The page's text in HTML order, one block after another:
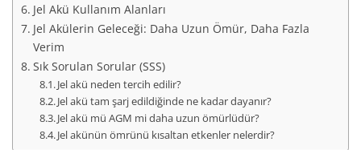
Jel Akü Kullanım Alanları
Jel Akülerin Geleceği: Daha Uzun Ömür, Daha Fazla
Verim
Sık Sorulan Sorular (SSS)
Jel akü neden tercih edilir?
Jel akü tam şarj edildiğinde ne kadar dayanır?
Jel akü mü AGM mi daha uzun ömürlüdür?
Jel akünün ömrünü kısaltan etkenler nelerdir?